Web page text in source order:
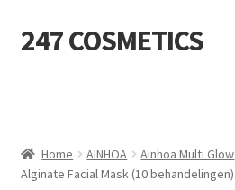
Ga
door
Ga
naar
247 COSMETICS
HARSBENODIGDHEDEN
Home AINHOA Ainhoa Multi Glow
Alginate Facial Mask (10 behandelingen)